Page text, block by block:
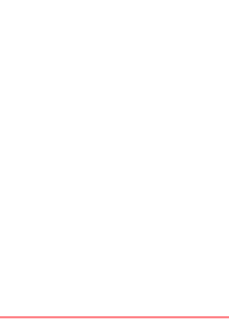
「ポニー、もしくはロバが飼